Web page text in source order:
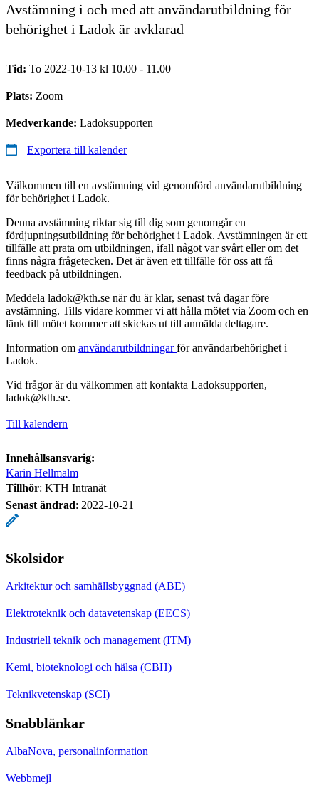
Avstämning i och med att användarutbildning för
behörighet i Ladok är avklarad
Tid: To 2022-10-13 kl 10.00 - 11.00
Plats: Zoom
Medverkande: Ladoksupporten
Exportera till kalender
Välkommen till en avstämning vid genomförd användarutbildning
för behörighet i Ladok.
Denna avstämning riktar sig till dig som genomgår en
fördjupningsutbildning för behörighet i Ladok. Avstämningen är ett
tillfälle att prata om utbildningen, ifall något var svårt eller om det
finns några frågetecken. Det är även ett tillfälle för oss att få
feedback på utbildningen.
Meddela ladok@kth.se när du är klar, senast två dagar före
avstämning. Tills vidare kommer vi att hålla mötet via Zoom och en
länk till mötet kommer att skickas ut till anmälda deltagare.
Information om användarutbildningarför användarbehörighet i
Ladok.
Vid frågor är du välkommen att kontakta Ladoksupporten,
ladok@kth.se.
Till kalendern
Innehållsansvarig:
Karin Hellmalm
Tillhör: KTH Intranät
Senast ändrad: 2022-10-21
Skolsidor
Arkitektur och samhällsbyggnad (ABE)
Elektroteknik och datavetenskap (EECS)
Industriell teknik och management (ITM)
Kemi, bioteknologi och hälsa (CBH)
Teknikvetenskap (SCI)
Snabblänkar
AlbaNova, personalinformation
Webbmejl